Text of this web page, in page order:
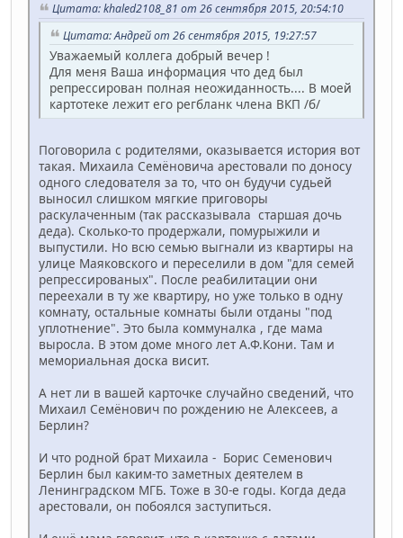
Цитата: khaled2108_81 от 26 сентября 2015, 20:54:10
Цитата: Андрей от 26 сентября 2015, 19:27:57
Уважаемый коллега добрый вечер !
Для меня Ваша информация что дед был
репрессирован полная неожиданность.... В моей
картотеке лежит его регбланк члена ВКП /б/
Поговорила с родителями, оказывается история вот
такая. Михаила Семёновича арестовали по доносу
одного следователя за то, что он будучи судьей
выносил слишком мягкие приговоры
раскулаченным (так рассказывала старшая дочь
деда). Сколько-то продержали, помурыжили и
выпустили. Но всю семью выгнали из квартиры на
улице Маяковского и переселили в дом "для семей
репрессированых". После реабилитации они
переехали в ту же квартиру, но уже только в одну
комнату, остальные комнаты были отданы "под
уплотнение". Это была коммуналка , где мама
выросла. В этом доме много лет А.Ф.Кони. Там и
мемориальная доска висит.
А нет ли в вашей карточке случайно сведений, что
Михаил Семёнович по рождению не Алексеев, а
Берлин?
И что родной брат Михаила - Борис Семенович
Берлин был каким-то заметных деятелем в
Ленинградском МГБ. Тоже в 30-е годы. Когда деда
арестовали, он побоялся заступиться.